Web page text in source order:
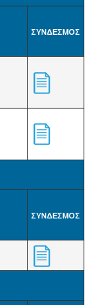
ΣΥΝΔΕΣΜΟΣ
ΣΥΝΔΕΣΜΟΣ